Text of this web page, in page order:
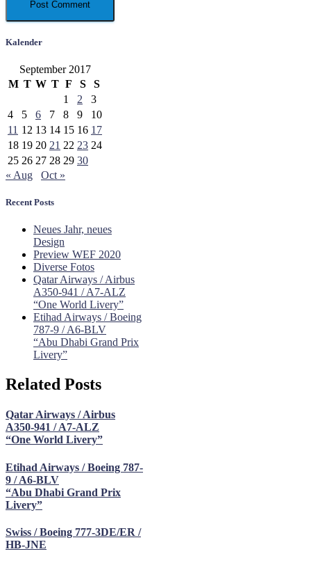
Kalender
September 2017
M T W T F S
S
1
2
3
4
5 6 7 8 9
10
11 12 13 14 15 16 17
18 19 20 21 22 23 24
25 26 27 28 29 30
« Aug
Oct »
Recent Posts
Neues Jahr, neues
Design
Preview WEF 2020
Diverse Fotos
Qatar Airways / Airbus
A350-941 / A7-ALZ
“One World Livery”
Etihad Airways / Boeing
787-9 / A6-BLV
“Abu Dhabi Grand Prix
Livery”
Related Posts
Qatar Airways / Airbus
A350-941 / A7-ALZ
“One World Livery”
Etihad Airways / Boeing 787-
9 / A6-BLV
“Abu Dhabi Grand Prix
Livery”
Swiss / Boeing 777-3DE/ER /
HB-JNE